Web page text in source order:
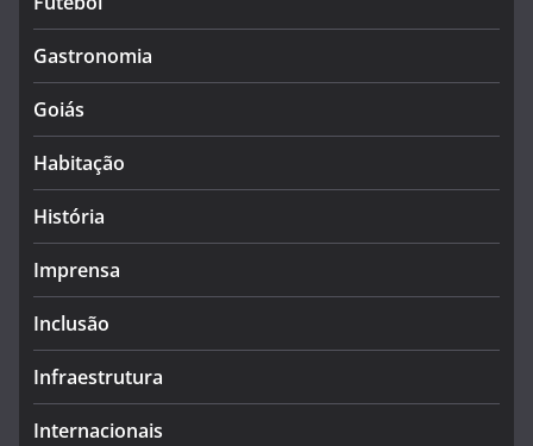
Gastronomia
Goiás
Habitação
História
Imprensa
Inclusão
Infraestrutura
Internacionais